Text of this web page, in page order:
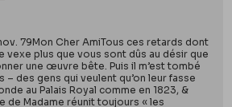
79Mon Cher AmiTous ces retards dont
vexe plus que vous sont dûs au désir que
une œuvre bête. Puis il m’est tombé
– des gens qui veulent qu’on leur fasse
au Palais Royal comme en 1823, &
de Madame réunit toujours « les